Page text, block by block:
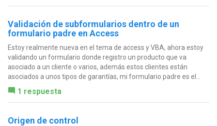
Validación de subformularios dentro de un
formulario padre en Access
Estoy realmente nueva en el tema de access y VBA, ahora estoy
validando un formulario donde registro un producto que va
asociado a un cliente o varios, además estos clientes están
asociados a unos tipos de garantías, mi formulario padre es el...
1 respuesta
Origen de control